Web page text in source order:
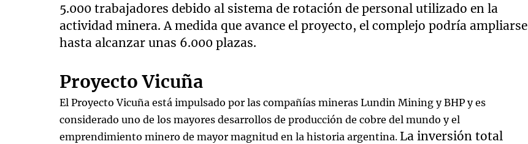
5.000 trabajadores debido al sistema de rotación de personal utilizado en la
actividad minera. A medida que avance el proyecto, el complejo podría ampliarse
hasta alcanzar unas 6.000 plazas.
Proyecto Vicuña
El Proyecto Vicuña está impulsado por las compañías mineras Lundin Mining y BHP y es
considerado uno de los mayores desarrollos de producción de cobre del mundo y el
emprendimiento minero de mayor magnitud en la historia argentina. La inversión total